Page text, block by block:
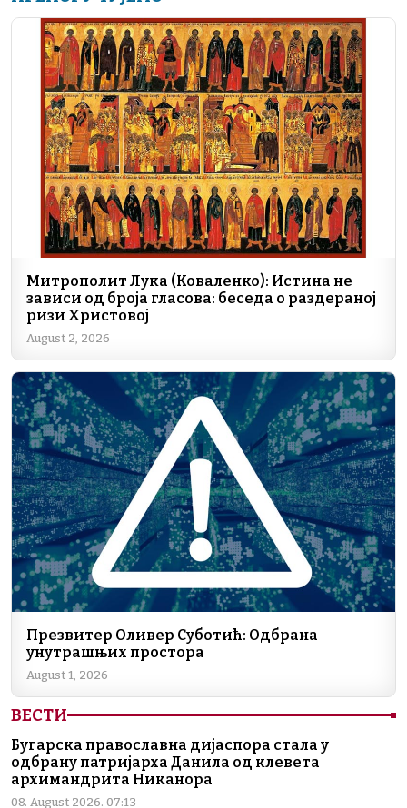
e
b
o
o
k
e
dI
n
gr
a
m
s
A
p
p
l
y
Li
n
k
Митрополит Лука (Коваленко): Истина не
зависи од броја гласова: беседа о раздераној
ризи Христовој
August 2, 2026
Презвитер Оливер Суботић: Одбрана
унутрашњих простора
August 1, 2026
ВЕСТИ
Бугарска православна дијаспора стала у
одбрану патријарха Данила од клевета
архимандрита Никанора
08. August 2026. 07:13